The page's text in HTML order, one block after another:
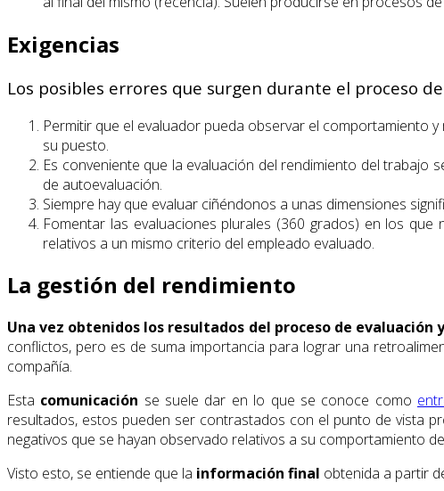
Exigencias
Los posibles errores que surgen durante el proceso
Permitir que el evaluador pueda observar el comportamiento
su puesto.
Es conveniente que la evaluación del rendimiento del
de autoevaluación.
Siempre hay que evaluar ciñéndonos a unas dimensiones
Fomentar las evaluaciones plurales (360 grados) en los
relativos a un mismo criterio del empleado evaluado.
La gestión del rendimiento
Una vez obtenidos los resultados del proceso de
conflictos, pero es de suma importancia para lograr una
compañía.
Esta comunicación se suele dar en lo que se conoce como
resultados, estos pueden ser contrastados con el punto de vista
negativos que se hayan observado relativos a su comportamiento
Visto esto, se entiende que la información final obtenida a partir